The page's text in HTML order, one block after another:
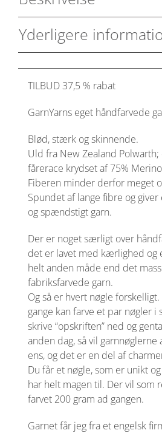
Yderligere
TILBUD 37,5 % rabat
GarnYarns eget håndfarvede
Blød, stærk og skinnende.
Uld fra New Zealand Polwarth;
fårerace krydset af 75%
Fiberen minder derfor meget
Spundet af lange fibre og
og spændstigt garn.
Der er noget særligt over
det er lavet med kærlighed og
helt anden måde end det
fabriksfarvede garn.
Og så er hvert nøgle
gange kan farve et par nøgler i
skrive “opskriften” ned og
anden dag, så vil
ens, og det er en del af
Du får et nøgle, som er unikt
har helt magen til. Der vil som
farvet 200 gram ad gangen.
Garnet får jeg fra et engelsk